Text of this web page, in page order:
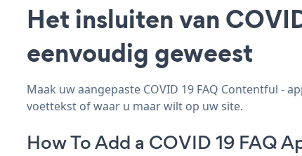
Het insluiten van
eenvoudig geweest
Maak uw aangepaste COVID 19 FAQ Contentful -
voettekst of waar u maar wilt op uw site.
How To Add a COVID 19 FAQ